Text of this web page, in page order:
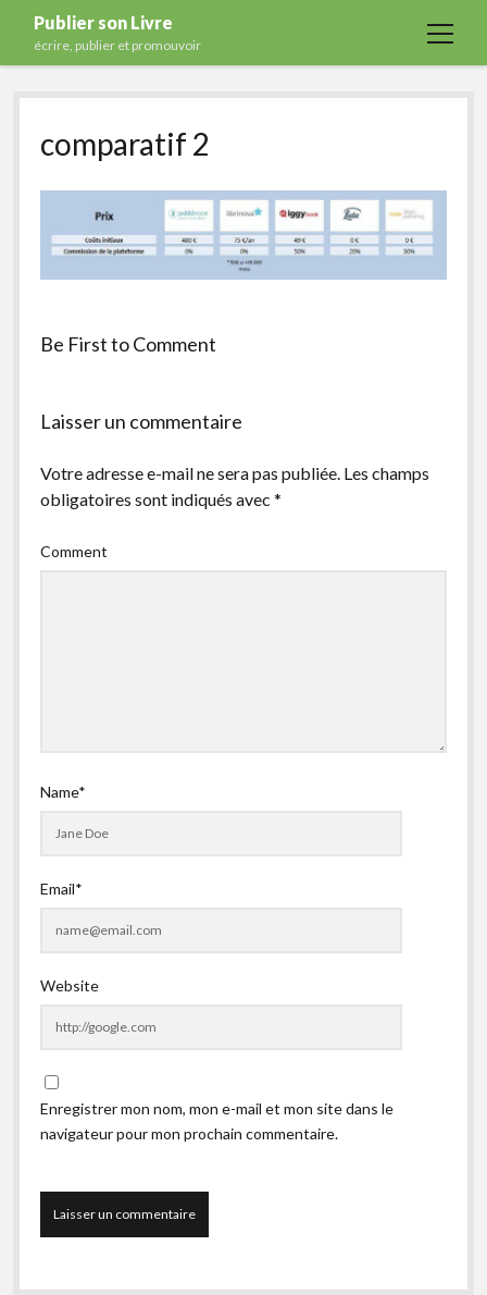
Publier son Livre
écrire, publier et promouvoir
open
Accueil
Formations
Auto-édition
Ecriture
A propos
facebookinstagram
youtubeemail-
comparatif 2
Be First to Comment
Laisser un commentaire
Votre adresse e-mail ne sera pas publiée. Les champs
obligatoires sont indiqués avec *
Comment
Name*
Email*
Website
Enregistrer mon nom, mon e-mail et mon site dans le
navigateur pour mon prochain commentaire.